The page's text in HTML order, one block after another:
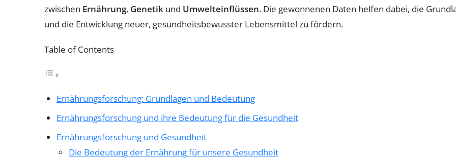
zwischen Ernährung, Genetik und Umwelteinflüssen. Die gewonnenen Daten helfen dabei, die
und die Entwicklung neuer, gesundheitsbewusster Lebensmittel zu fördern.
Table of Contents
Ernährungsforschung: Grundlagen und Bedeutung
Ernährungsforschung und ihre Bedeutung für die Gesundheit
Ernährungsforschung und Gesundheit
Die Bedeutung der Ernährung für unsere Gesundheit